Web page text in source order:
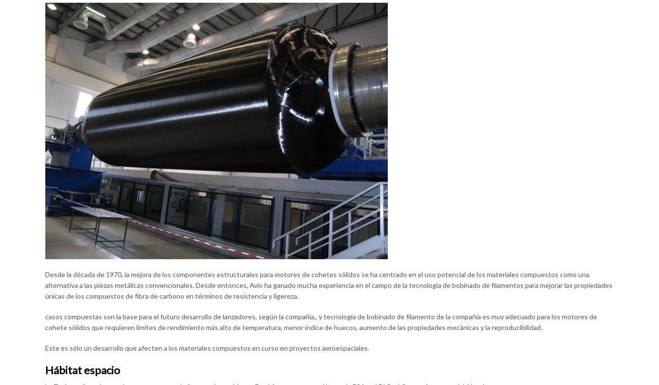
Desde la década de 1970, la mejora de los componentes estructurales para motores de cohetes sólidos se ha centrado en el uso potencial de los materiales compuestos como una
alternativa a las piezas metálicas convencionales. Desde entonces, Avio ha ganado mucha experiencia en el campo de la tecnología de bobinado de filamentos para mejorar las propiedades
únicas de los compuestos de fibra de carbono en términos de resistencia y ligereza.
casos compuestas son la base para el futuro desarrollo de lanzadores, según la compañía,, y tecnología de bobinado de filamento de la compañía es muy adecuado para los motores de
cohete sólidos que requieren límites de rendimiento más alto de temperatura, menor índice de huecos, aumento de las propiedades mecánicas y la reproducibilidad.
Este es sólo un desarrollo que afecten a los materiales compuestos en curso en proyectos aeroespaciales.
Hábitat espacio